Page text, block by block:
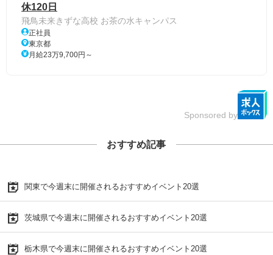
休120日
飛鳥未来きずな高校 お茶の水キャンパス
正社員
東京都
月給23万9,700円～
Sponsored by
おすすめ記事
関東で今週末に開催されるおすすめイベント20選
茨城県で今週末に開催されるおすすめイベント20選
栃木県で今週末に開催されるおすすめイベント20選